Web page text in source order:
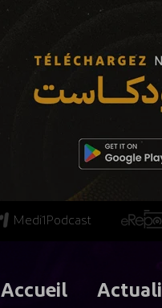
Medi1Podcast
Accueil